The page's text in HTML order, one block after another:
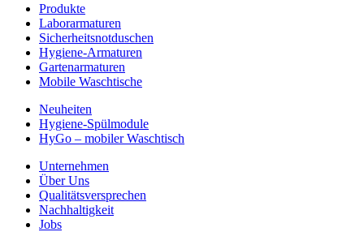
Produkte
Laborarmaturen
Sicherheitsnotduschen
Hygiene-Armaturen
Gartenarmaturen
Mobile Waschtische
Neuheiten
Hygiene-Spülmodule
HyGo – mobiler Waschtisch
Unternehmen
Über Uns
Qualitätsversprechen
Nachhaltigkeit
Jobs